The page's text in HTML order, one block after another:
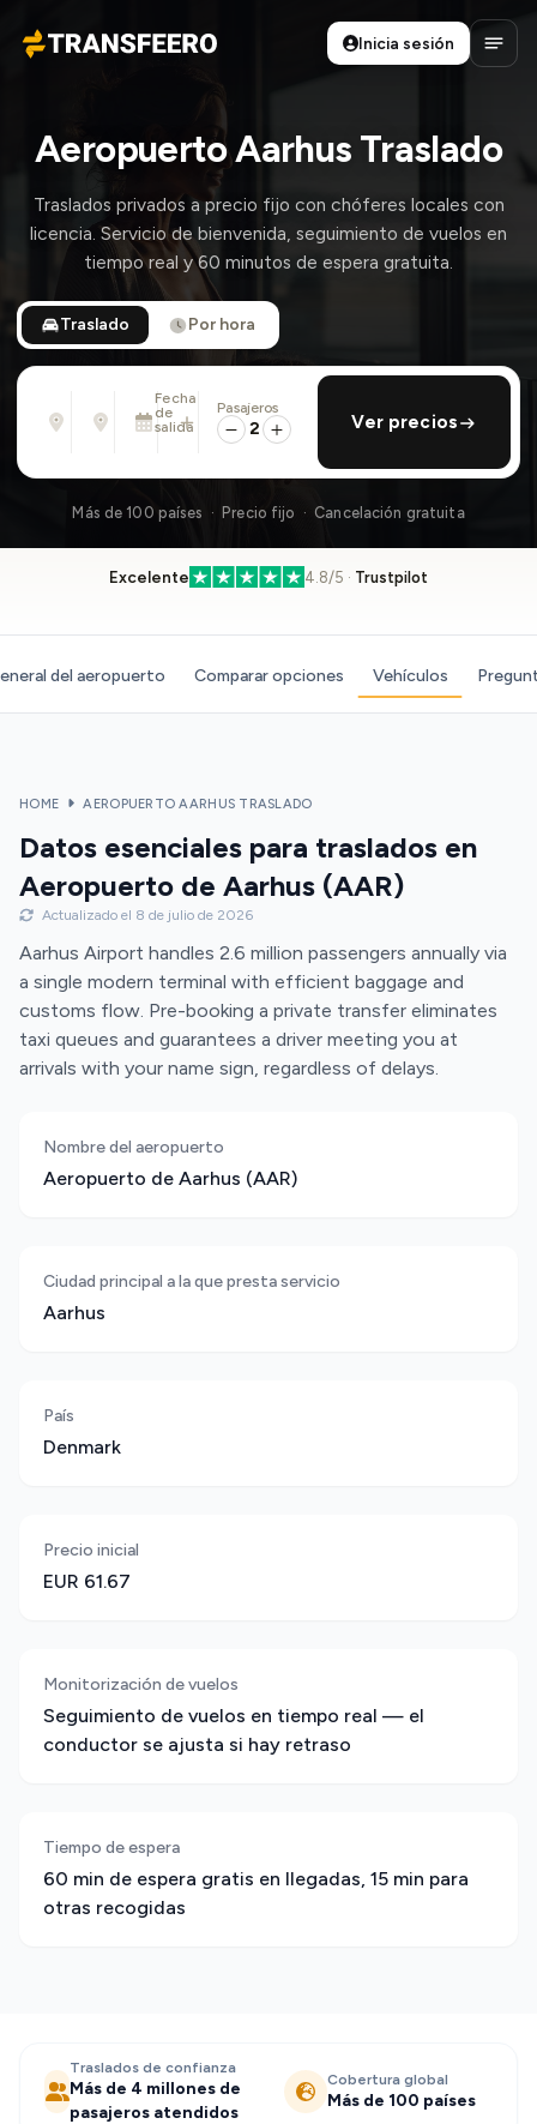
Transfeero
Inicia sesión
Abrir
Aeropuerto Aarhus Traslado
Traslados privados a precio fijo con chóferes locales con
licencia. Servicio de bienvenida, seguimiento de vuelos en
tiempo real y 60 minutos de espera gratuita.
Traslado Por hora
Desde
Dirección, aeropuerto, hotel, ...
Hasta
Dirección, aeropuerto, hotel, ...
Fecha
de
salida
Dom., 9 Ago. · 01:45 PM
añadir regreso
Pasajeros
2 Ver precios
Más de 100 países · Precio fijo · Cancelación gratuita
Excelente 4.8/5 · Trustpilot
del aeropuerto Comparar opciones Vehículos
HOME AEROPUERTO AARHUS TRASLADO
Datos esenciales para traslados en
Aeropuerto de Aarhus (AAR)
Actualizado el 8 de julio de 2026
Aarhus Airport handles 2.6 million passengers annually via
a single modern terminal with efficient baggage and
customs flow. Pre-booking a private transfer eliminates
taxi queues and guarantees a driver meeting you at
arrivals with your name sign, regardless of delays.
Nombre del aeropuerto
Aeropuerto de Aarhus (AAR)
Ciudad principal a la que presta servicio
Aarhus
País
Denmark
Precio inicial
EUR 61.67
Monitorización de vuelos
Seguimiento de vuelos en tiempo real — el
conductor se ajusta si hay retraso
Tiempo de espera
60 min de espera gratis en llegadas, 15 min para
otras recogidas
Traslados de confianza
Más de 4 millones de
pasajeros atendidos
Cobertura global
Más de 100 países